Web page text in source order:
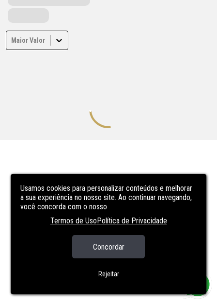
Usamos cookies para personalizar conteúdos e melhorar
a sua experiência no nosso site. Ao continuar navegando,
você concorda com o nosso
Termos de UsoPolítica de Privacidade
Concordar
Rejeitar
Maior Valor